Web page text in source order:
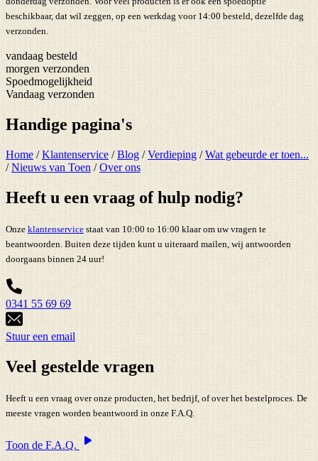
beschikbaar, dat wil zeggen, op een werkdag voor 14:00 besteld, dezelfde dag
verzonden.
vandaag besteld
morgen verzonden
Spoedmogelijkheid
Vandaag verzonden
Handige pagina's
Home /Klantenservice /Blog /Verdieping /Wat gebeurde er toen...
/Nieuws van Toen /Over ons
Heeft u een vraag of hulp nodig?
Onze klantenservice staat van 10:00 to 16:00 klaar om uw vragen te
beantwoorden. Buiten deze tijden kunt u uiteraard mailen, wij antwoorden
doorgaans binnen 24 uur!
0341 55 69 69
Stuur een email
Veel gestelde vragen
Heeft u een vraag over onze producten, het bedrijf, of over het bestelproces. De
meeste vragen worden beantwoord in onze F.A.Q.
Toon de F.A.Q.